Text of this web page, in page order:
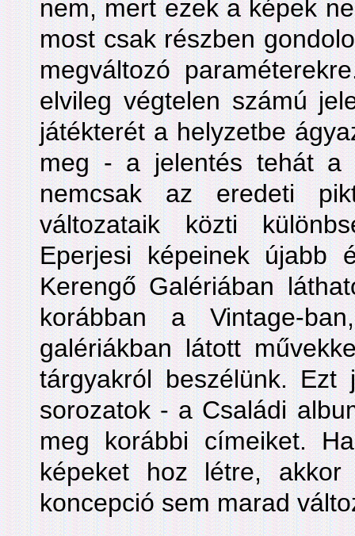
nem, mert ezek a képek
most csak részben
megváltozó
elvileg végtelen számú
játékterét a helyzetbe
meg - a jelentés tehát a
nemcsak az eredeti
változataik közti
Eperjesi képeinek újabb
Kerengő Galériában
korábban a Vintage-
galériákban látott
tárgyakról beszélünk.
sorozatok - a Családi
meg korábbi címeiket.
képeket hoz létre,
koncepció sem marad